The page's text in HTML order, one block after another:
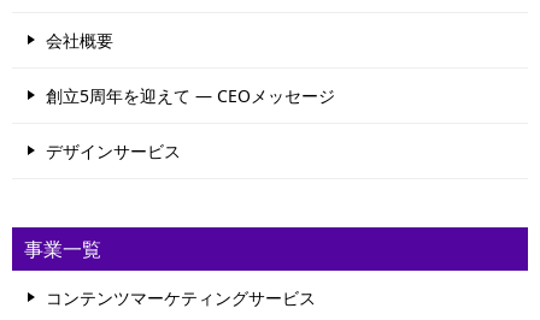
会社概要
創立5周年を迎えて ― CEOメッセージ
デザインサービス
事業一覧
コンテンツマーケティングサービス